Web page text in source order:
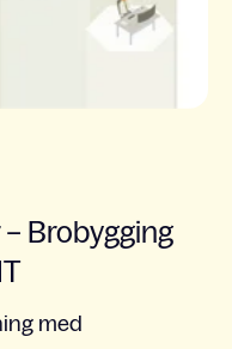
Brobygging
med